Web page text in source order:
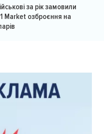
за рік замовили
Market озброєння на